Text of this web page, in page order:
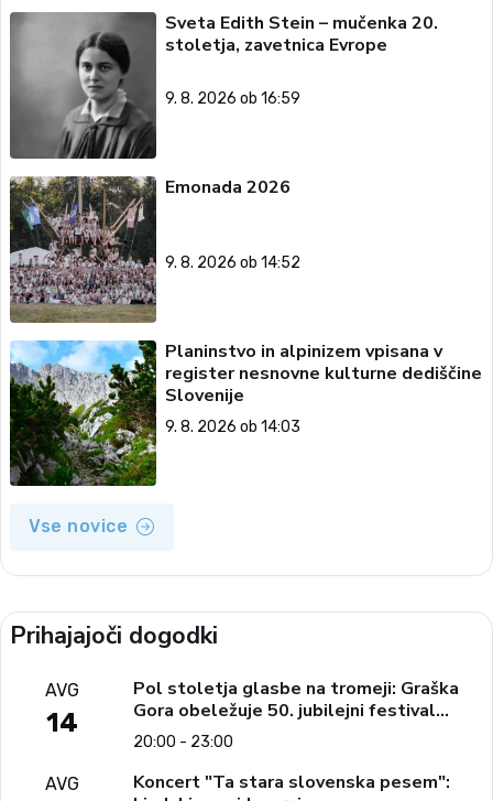
Sveta Edith Stein – mučenka 20.
stoletja, zavetnica Evrope
9. 8. 2026 ob 16:59
Emonada 2026
9. 8. 2026 ob 14:52
Planinstvo in alpinizem vpisana v
register nesnovne kulturne dediščine
Slovenije
9. 8. 2026 ob 14:03
Vse novice
Prihajajoči dogodki
AVG
14
Pol stoletja glasbe na tromeji: Graška
Gora obeležuje 50. jubilejni festival
narodno-zabavne glasbe
20:00 - 23:00
AVG
Koncert "Ta stara slovenska pesem":